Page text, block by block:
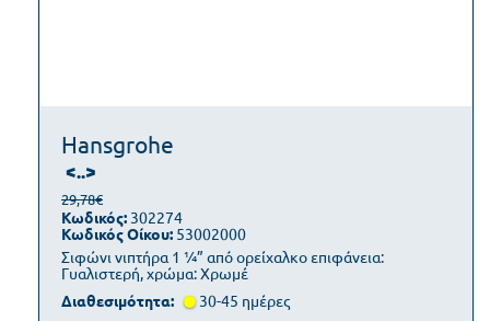
Hansgrohe
<..>
Σιφώνι νιπτήρα 1 ¼” από ορείχαλκο επιφάνεια:
Γυαλιστερή, χρώμα: Χρωμέ
29,78€
Κωδικός: 302274
Κωδικός Οίκου: 53002000
Διαθεσιμότητα: 30-45 ημέρες